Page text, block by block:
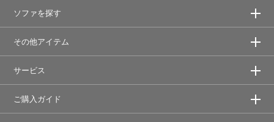
ソファを探す
その他アイテム
サービス
ご購入ガイド